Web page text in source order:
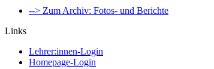
--> Zum Archiv: Fotos- und Berichte
Links
Lehrer:innen-Login
Homepage-Login